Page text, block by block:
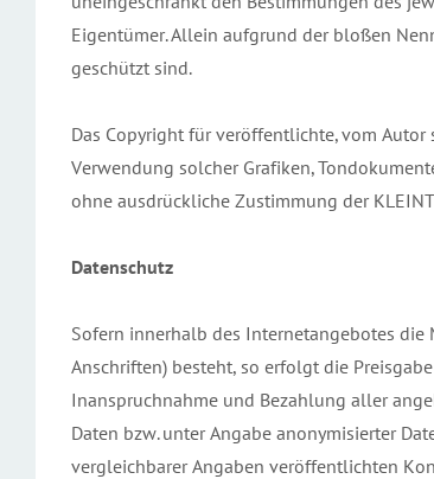
Eigentümer. Allein aufgrund der bloßen
geschützt sind.
Das Copyright für veröffentlichte, vom
Verwendung solcher Grafiken,
ohne ausdrückliche Zustimmung der
Datenschutz
Sofern innerhalb des Internetangebotes die
Anschriften) besteht, so erfolgt die
Inanspruchnahme und Bezahlung aller
Daten bzw. unter Angabe anonymisierter
vergleichbarer Angaben veröffentlichten